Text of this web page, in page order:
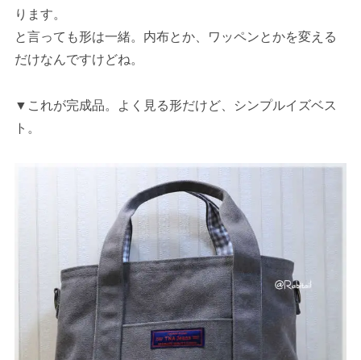
ります。
と言っても形は一緒。内布とか、ワッペンとかを変える
だけなんですけどね。
▼これが完成品。よく見る形だけど、シンプルイズベス
ト。